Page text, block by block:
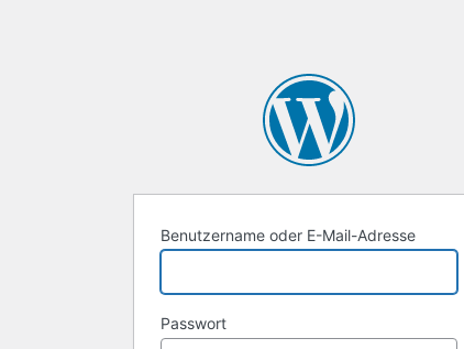
Benutzername oder E-Mail-Adresse
Passwort